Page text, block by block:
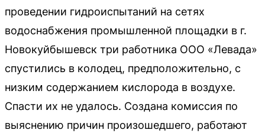
проведении гидроиспытаний на сетях
водоснабжения промышленной площадки в г.
Новокуйбышевск три работника ООО «Левада»
спустились в колодец, предположительно, с
низким содержанием кислорода в воздухе.
Спасти их не удалось. Создана комиссия по
выяснению причин произошедшего, работают